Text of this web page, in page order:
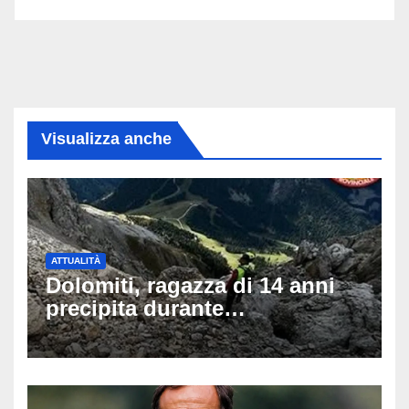
Visualizza anche
ATTUALITÀ
Dolomiti, ragazza di 14 anni
precipita durante
un’escursione: tragedia sul
Latemar davanti alla famiglia